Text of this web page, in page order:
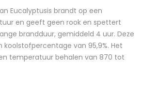
Eucalyptusis brandt op een
en geeft geen rook en spettert
brandduur, gemiddeld 4 uur. Deze
van 95,9%. Het
temperatuur behalen van 870 tot